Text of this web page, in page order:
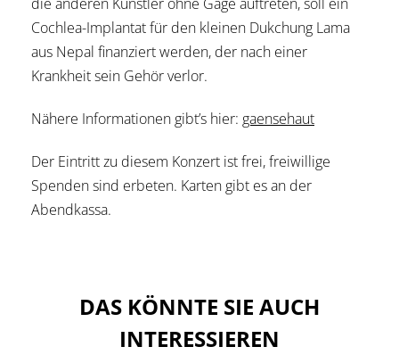
die anderen Künstler ohne Gage auftreten, soll ein
Cochlea-Implantat für den kleinen Dukchung Lama
aus Nepal finanziert werden, der nach einer
Krankheit sein Gehör verlor.
Nähere Informationen gibt’s hier: gaensehaut
Der Eintritt zu diesem Konzert ist frei, freiwillige
Spenden sind erbeten. Karten gibt es an der
Abendkassa.
DAS KÖNNTE SIE AUCH
INTERESSIEREN